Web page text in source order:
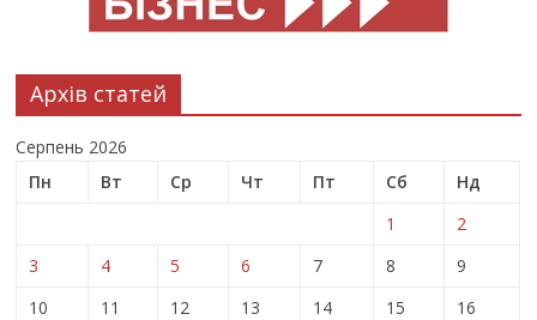
Архів статей
Серпень 2026
Пн
Вт Ср Чт Пт Сб
Нд
1
2
3
4 5 6 7 8
9
10
11 12 13 14 15
16